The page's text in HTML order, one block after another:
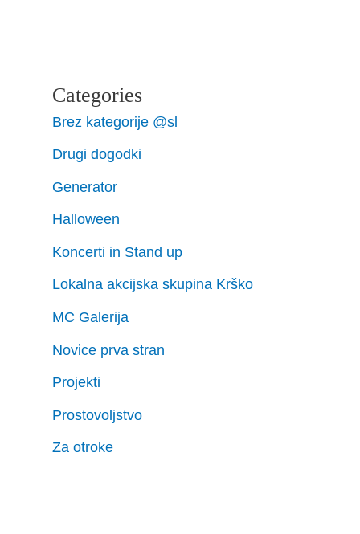
Categories
Brez kategorije @sl
Drugi dogodki
Generator
Halloween
Koncerti in Stand up
Lokalna akcijska skupina Krško
MC Galerija
Novice prva stran
Projekti
Prostovoljstvo
Za otroke